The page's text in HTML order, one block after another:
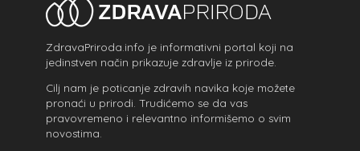
ZdravaPriroda.info je informativni portal koji na
jedinstven način prikazuje zdravlje iz prirode.
Cilj nam je poticanje zdravih navika koje možete
pronaći u prirodi. Trudićemo se da vas
pravovremeno i relevantno informišemo o svim
novostima.